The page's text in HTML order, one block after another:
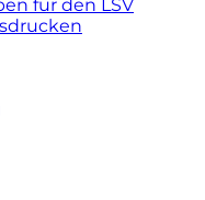
für den LSV